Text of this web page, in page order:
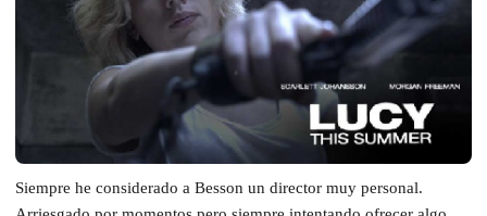
Siempre he considerado a Besson un director muy personal.